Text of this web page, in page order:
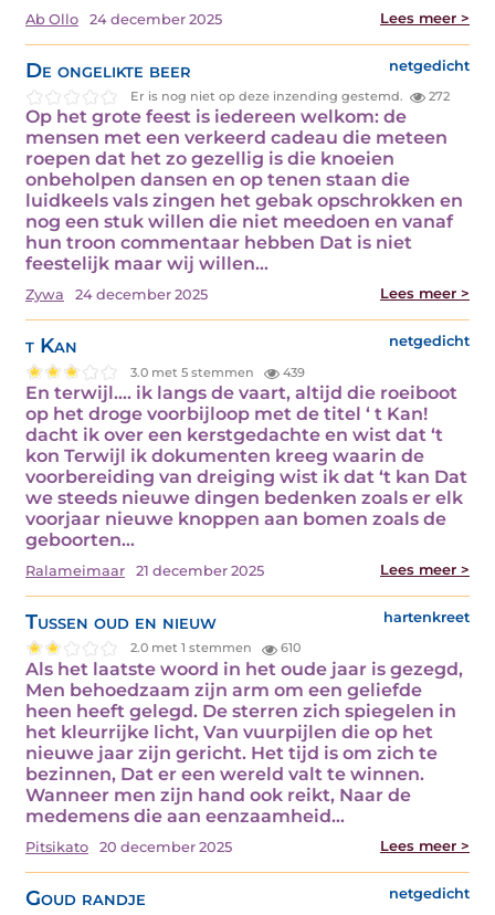
Ab Ollo 24 december 2025 Lees meer >
De ongelikte beer netgedicht
Er is nog niet op deze inzending gestemd. 272
Op het grote feest is iedereen welkom: de
mensen met een verkeerd cadeau die meteen
roepen dat het zo gezellig is die knoeien
onbeholpen dansen en op tenen staan die
luidkeels vals zingen het gebak opschrokken en
nog een stuk willen die niet meedoen en vanaf
hun troon commentaar hebben Dat is niet
feestelijk maar wij willen…
Zywa 24 december 2025 Lees meer >
t Kan netgedicht
3.0 met 5 stemmen 439
En terwijl…. ik langs de vaart, altijd die roeiboot
op het droge voorbijloop met de titel ‘ t Kan!
dacht ik over een kerstgedachte en wist dat ‘t
kon Terwijl ik dokumenten kreeg waarin de
voorbereiding van dreiging wist ik dat ‘t kan Dat
we steeds nieuwe dingen bedenken zoals er elk
voorjaar nieuwe knoppen aan bomen zoals de
geboorten…
Ralameimaar 21 december 2025 Lees meer >
Tussen oud en nieuw hartenkreet
2.0 met 1 stemmen 610
Als het laatste woord in het oude jaar is gezegd,
Men behoedzaam zijn arm om een geliefde
heen heeft gelegd. De sterren zich spiegelen in
het kleurrijke licht, Van vuurpijlen die op het
nieuwe jaar zijn gericht. Het tijd is om zich te
bezinnen, Dat er een wereld valt te winnen.
Wanneer men zijn hand ook reikt, Naar de
medemens die aan eenzaamheid…
Pitsikato 20 december 2025 Lees meer >
Goud randje netgedicht